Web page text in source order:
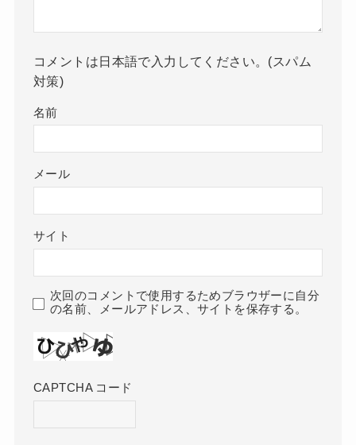
コメントは日本語で入力してください。(スパム
対策)
名前
メール
サイト
次回のコメントで使用するためブラウザーに自分
の名前、メールアドレス、サイトを保存する。
CAPTCHA コード